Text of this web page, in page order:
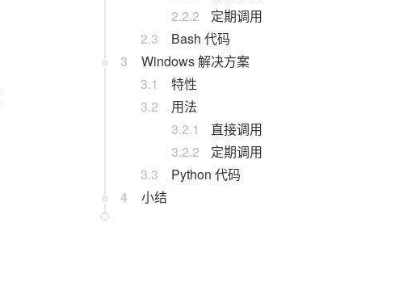
2.2.2
定期调用
2.3
Bash 代码
3
Windows 解决方案
3.1
特性
3.2
用法
3.2.1
直接调用
3.2.2
定期调用
3.3
Python 代码
4
小结